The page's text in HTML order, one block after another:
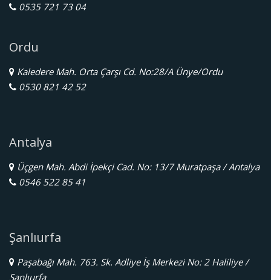
0535 721 73 04
Ordu
Kaledere Mah. Orta Çarşı Cd. No:28/A Ünye/Ordu
0530 821 42 52
Antalya
Üçgen Mah. Abdi İpekçi Cad. No: 13/7 Muratpaşa / Antalya
0546 522 85 41
Şanlıurfa
Paşabağı Mah. 763. Sk. Adliye İş Merkezi No: 2 Haliliye /
Şanlıurfa